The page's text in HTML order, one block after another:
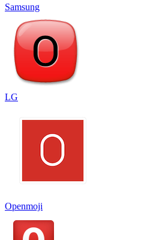
Samsung
LG
Openmoji